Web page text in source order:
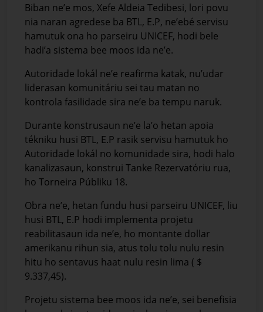
Biban ne’e mos, Xefe Aldeia Tedibesi, lori povu
nia naran agredese ba BTL, E.P, ne’ebé servisu
hamutuk ona ho parseiru UNICEF, hodi bele
hadi’a sistema bee moos ida ne’e.
Autoridade lokál ne’e reafirma katak, nu’udar
liderasan komunitáriu sei tau matan no
kontrola fasilidade sira ne’e ba tempu naruk.
Durante konstrusaun ne’e la’o hetan apoia
tékniku husi BTL, E.P rasik servisu hamutuk ho
Autoridade lokál no komunidade sira, hodi halo
kanalizasaun, konstrui Tanke Rezervatóriu rua,
ho Torneira Públiku 18.
Obra ne’e, hetan fundu husi parseiru UNICEF, liu
husi BTL, E.P hodi implementa projetu
reabilitasaun ida ne’e, ho montante dollar
amerikanu rihun sia, atus tolu tolu nulu resin
hitu ho sentavus haat nulu resin lima ( $
9.337,45).
Projetu sistema bee moos ida ne’e, sei benefisia